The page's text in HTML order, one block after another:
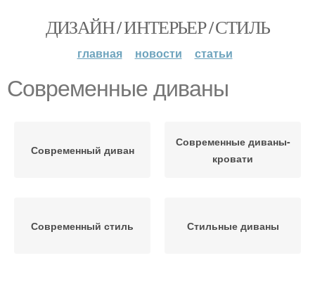
ДИЗАЙН / ИНТЕРЬЕР / СТИЛЬ
главная новости статьи
Современные диваны
Современный диван
Современные диваны-
кровати
Современный стиль Стильные диваны